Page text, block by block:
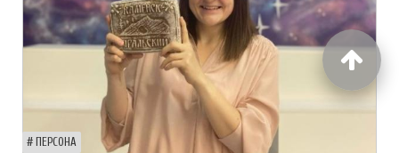
ПЕРСОНА